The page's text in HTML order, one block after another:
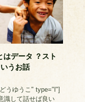
データ ？スト
うお話
うゆうこ" type="l"]
識して話せば良い